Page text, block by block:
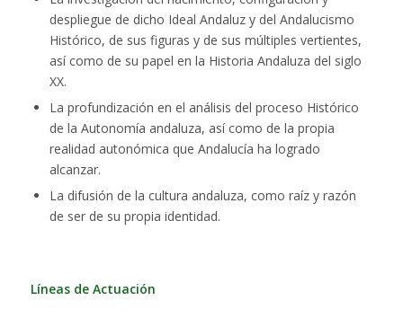
despliegue de dicho Ideal Andaluz y del Andalucismo
Histórico, de sus figuras y de sus múltiples vertientes,
así como de su papel en la Historia Andaluza del siglo
XX.
La profundización en el análisis del proceso Histórico
de la Autonomía andaluza, así como de la propia
realidad autonómica que Andalucía ha logrado
alcanzar.
La difusión de la cultura andaluza, como raíz y razón
de ser de su propia identidad.
Líneas de Actuación